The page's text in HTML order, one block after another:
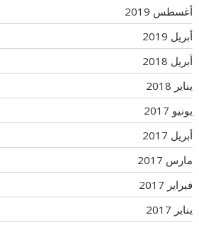
أغسطس 2019
أبريل 2019
أبريل 2018
يناير 2018
يونيو 2017
أبريل 2017
مارس 2017
فبراير 2017
يناير 2017